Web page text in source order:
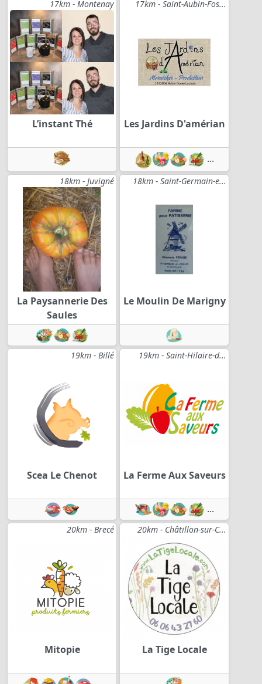
17km - Montenay
L’instant Thé
17km - Saint-Aubin-Fos...
Les Jardins D'amérian
...
18km - Juvigné
La Paysannerie Des
Saules
18km - Saint-Germain-e...
Le Moulin De Marigny
19km - Billé
Scea Le Chenot
19km - Saint-Hilaire-d...
La Ferme Aux Saveurs
...
20km - Brecé
Mitopie
20km - Châtillon-sur-C...
La Tige Locale